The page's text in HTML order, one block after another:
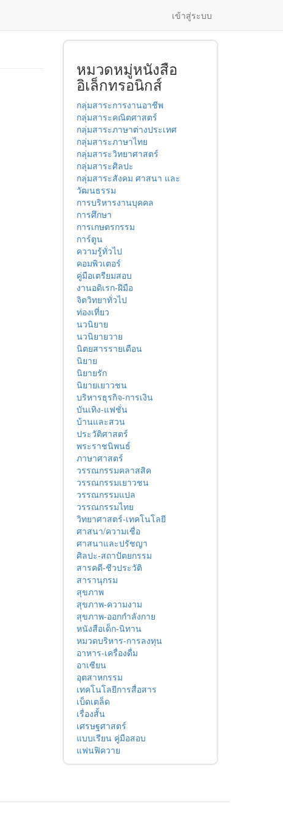
เข้าสู่ระบบ
หมวดหมู่หนังสือ
อิเล็กทรอนิกส์
กลุ่มสาระการงานอาชีพ
กลุ่มสาระคณิตศาสตร์
กลุ่มสาระภาษาต่างประเทศ
กลุ่มสาระภาษาไทย
กลุ่มสาระวิทยาศาสตร์
กลุ่มสาระศิลปะ
กลุ่มสาระสังคม ศาสนา และ
วัฒนธรรม
การบริหารงานบุคคล
การศึกษา
การเกษตรกรรม
การ์ตูน
ความรู้ทั่วไป
คอมพิวเตอร์
คู่มือเตรียมสอบ
งานอดิเรก-ฝีมือ
จิตวิทยาทั่วไป
ท่องเที่ยว
นวนิยาย
นวนิยายวาย
นิตยสารรายเดือน
นิยาย
นิยายรัก
นิยายเยาวชน
บริหารธุรกิจ-การเงิน
บันเทิง-แฟชั่น
บ้านและสวน
ประวัติศาสตร์
พระราชนิพนธ์
ภาษาศาสตร์
วรรณกรรมคลาสสิค
วรรณกรรมเยาวชน
วรรณกรรมแปล
วรรณกรรมไทย
วิทยาศาสตร์-เทคโนโลยี
ศาสนา/ความเชื่อ
ศาสนาและปรัชญา
ศิลปะ-สถาปัตยกรรม
สารคดี-ชีวประวัติ
สารานุกรม
สุขภาพ
สุขภาพ-ความงาม
สุขภาพ-ออกกำลังกาย
หนังสือเด็ก-นิทาน
หมวดบริหาร-การลงทุน
อาหาร-เครื่องดื่ม
อาเซียน
อุตสาหกรรม
เทคโนโลยีการสื่อสาร
เบ็ดเตล็ด
เรื่องสั้น
เศรษฐศาสตร์
แบบเรียน คู่มือสอบ
แฟนฟิควาย